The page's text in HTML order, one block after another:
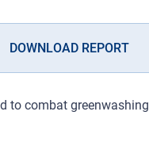
DOWNLOAD REPORT
to combat greenwashing